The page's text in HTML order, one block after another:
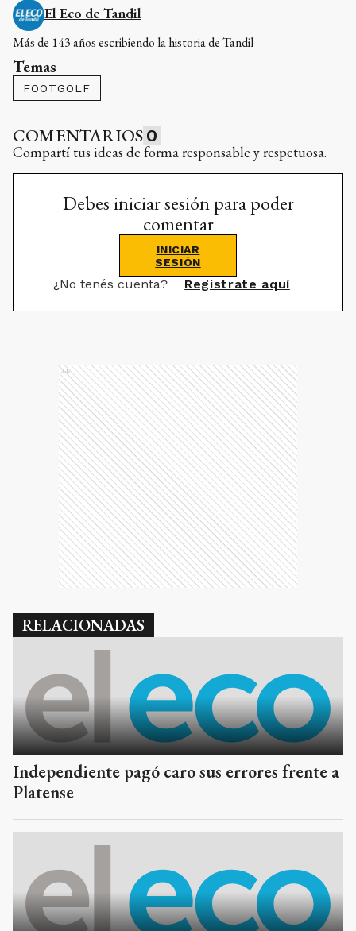
El Eco de Tandil
Más de 143 años escribiendo la historia de Tandil
Temas
FOOTGOLF
COMENTARIOS 0
Compartí tus ideas de forma responsable y respetuosa.
Debes iniciar sesión para poder
comentar
INICIAR
SESIÓN
¿No tenés cuenta? Registrate aquí
Ads
RELACIONADAS
Independiente pagó caro sus errores frente a
Platense